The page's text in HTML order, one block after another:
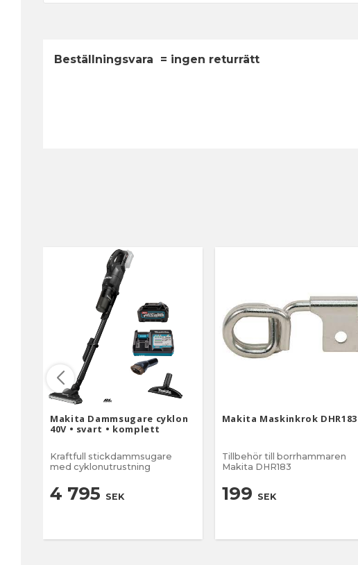
Beställningsvara = ingen returrätt
Makita Dammsugare cyklon
40V • svart • komplett
Kraftfull stickdammsugare
med cyklonutrustning
4 795 SEK
Makita Maskinkrok DHR183
Tillbehör till borrhammaren
Makita DHR183
199 SEK